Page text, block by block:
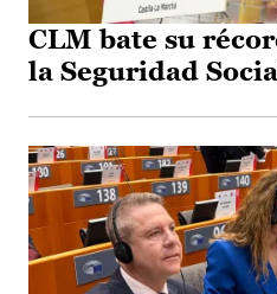
CLM bate su
la Seguridad